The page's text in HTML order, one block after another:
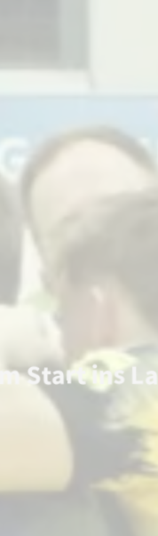
Start ins